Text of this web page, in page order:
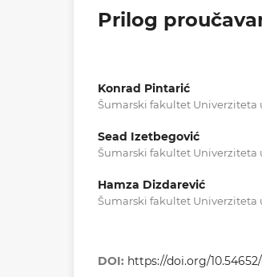
Prilog
Konrad Pintarić
Šumarski fakultet Univerziteta
Sead Izetbegović
Šumarski fakultet Univerziteta
Hamza Dizdarević
Šumarski fakultet Univerziteta
DOI: https://doi.org/10.54652/